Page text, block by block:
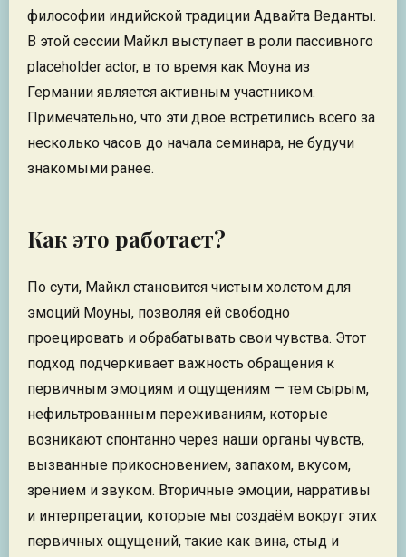
философии индийской традиции Адвайта Веданты.
В этой сессии Майкл выступает в роли пассивного
placeholder actor, в то время как Моуна из
Германии является активным участником.
Примечательно, что эти двое встретились всего за
несколько часов до начала семинара, не будучи
знакомыми ранее.
Как это работает?
По сути, Майкл становится чистым холстом для
эмоций Моуны, позволяя ей свободно
проецировать и обрабатывать свои чувства. Этот
подход подчеркивает важность обращения к
первичным эмоциям и ощущениям — тем сырым,
нефильтрованным переживаниям, которые
возникают спонтанно через наши органы чувств,
вызванные прикосновением, запахом, вкусом,
зрением и звуком. Вторичные эмоции, нарративы
и интерпретации, которые мы создаём вокруг этих
первичных ощущений, такие как вина, стыд и